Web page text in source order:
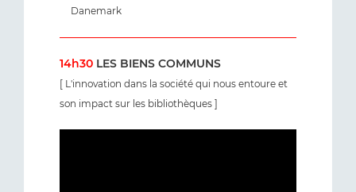
Danemark
14h30 LES BIENS COMMUNS
[ L'innovation dans la société qui nous entoure et
son impact sur les bibliothèques ]